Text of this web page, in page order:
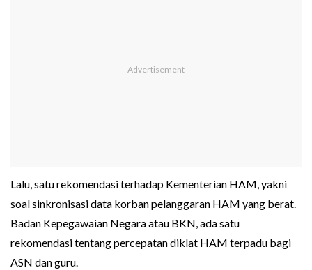
Lalu, satu rekomendasi terhadap Kementerian HAM, yakni
soal sinkronisasi data korban pelanggaran HAM yang berat.
Badan Kepegawaian Negara atau BKN, ada satu
rekomendasi tentang percepatan diklat HAM terpadu bagi
ASN dan guru.